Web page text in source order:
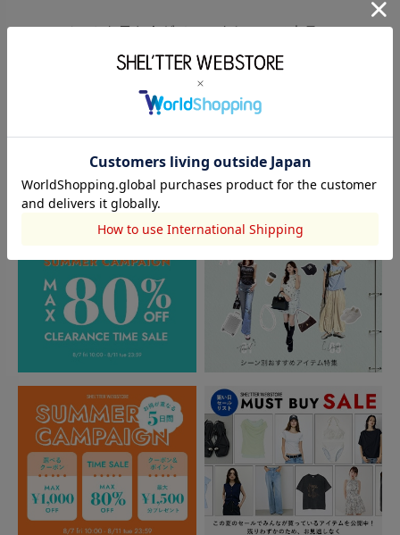
このアイテムを見た人がチェックしている商品
閲覧中カテゴリーのランキング
TOPICS